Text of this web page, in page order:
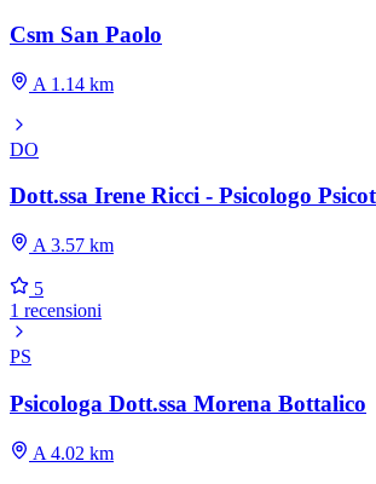
Csm San Paolo
A 1.14 km
DO
Dott.ssa Irene Ricci - Psicologo
A 3.57 km
5
1 recensioni
PS
Psicologa Dott.ssa Morena Bottalico
A 4.02 km